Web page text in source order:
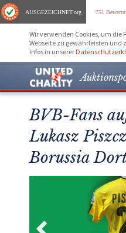
AUSGEZEICHNET.org 751
Wir verwenden Cookies, um
Webseite zu gewährleisten und
Infos in unserer
BVB-Fans
Lukasz
Borussia